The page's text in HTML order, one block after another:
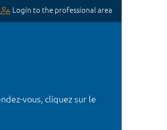
Login to the professional area
vous, cliquez sur le